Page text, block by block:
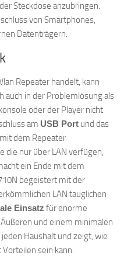
Steckdose anzubringen.
von Smartphones,
Datenträgern.
Repeater handelt, kann
auch in der Problemlösung als
oder der Player nicht
am USB Port und das
dem Repeater
die nur über LAN verfügen,
ein Ende mit dem
begeistert mit der
LAN tauglichen
Einsatz für enorme
und einem minimalen
Haushalt und zeigt, wie
sein kann.